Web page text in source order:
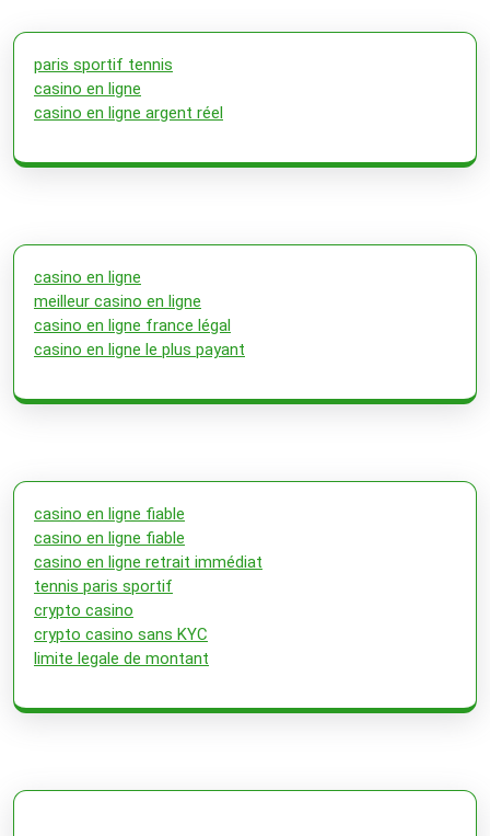
paris sportif tennis
casino en ligne
casino en ligne argent réel
casino en ligne
meilleur casino en ligne
casino en ligne france légal
casino en ligne le plus payant
casino en ligne fiable
casino en ligne fiable
casino en ligne retrait immédiat
tennis paris sportif
crypto casino
crypto casino sans KYC
limite legale de montant